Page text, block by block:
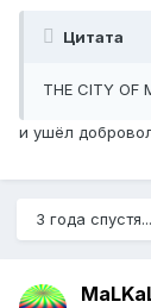
Цитата
THE CITY OF
и ушёл
3 года спустя...